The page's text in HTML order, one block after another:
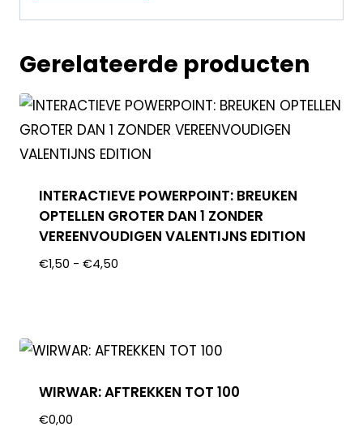
Gerelateerde producten
INTERACTIEVE POWERPOINT: BREUKEN
OPTELLEN GROTER DAN 1 ZONDER
VEREENVOUDIGEN VALENTIJNS EDITION
€1,50 - €4,50
WIRWAR: AFTREKKEN TOT 100
€0,00